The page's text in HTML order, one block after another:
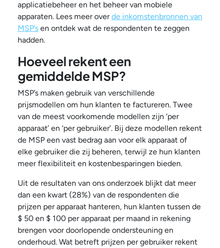
applicatiebeheer en het beheer van mobiele
apparaten. Lees meer overde inkomstenbronnen van
MSP’s en ontdek wat de respondenten te zeggen
hadden.
Hoeveel rekent een
gemiddelde MSP?
MSP’s maken gebruik van verschillende
prijsmodellen om hun klanten te factureren. Twee
van de meest voorkomende modellen zijn ‘per
apparaat’ en ‘per gebruiker’. Bij deze modellen rekent
de MSP een vast bedrag aan voor elk apparaat of
elke gebruiker die zij beheren, terwijl ze hun klanten
meer flexibiliteit en kostenbesparingen bieden.
Uit de resultaten van ons onderzoek blijkt dat meer
dan een kwart (28%) van de respondenten die
prijzen per apparaat hanteren, hun klanten tussen de
$ 50 en $ 100 per apparaat per maand in rekening
brengen voor doorlopende ondersteuning en
onderhoud. Wat betreft prijzen per gebruiker rekent